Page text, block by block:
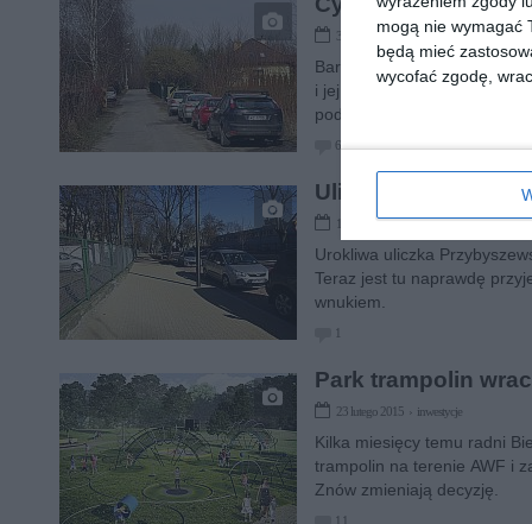
mogą nie wymagać
będą mieć
wycofać zgodę,
30 marca 2015 › inwestycje
Bardzo dobre wiadomości
i jej przecznicach
podwórko, bo obecnie żyje
6
Ulica
11 marca 2015 › inwestycje
Urokliwa uliczka
Teraz jest tu naprawdę
wnukiem.
Park trampolin
23 lutego 2015 › inwestycje
Kilka miesięcy temu radni
trampolin na terenie AWF i
Znów zmieniają decyzję.